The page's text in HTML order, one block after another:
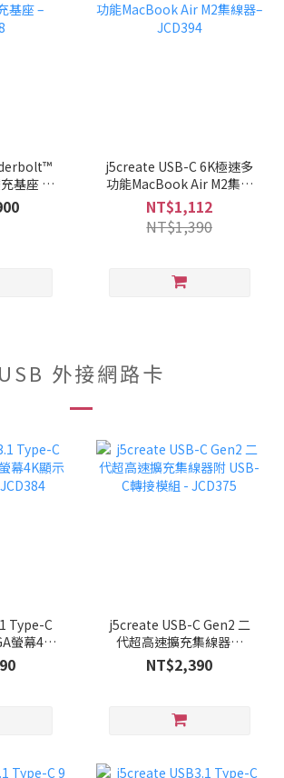
基座 –
j5create USB-C 6K極速多
功能MacBook Air M2集線
器–JCD394
NT$1,112
NT$1,390
USB 外接網路卡
Type-C
螢幕4K
器-
j5create USB-C Gen2 二
代超高速擴充集線器附
USB-C轉接模組 - JCD375
NT$2,390